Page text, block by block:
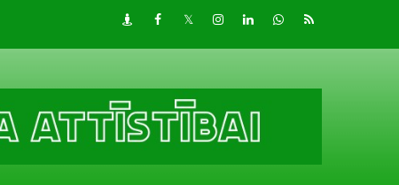
DraugiemFacebook
TwitterInstagram
LinkedInwhatsapp
RSS